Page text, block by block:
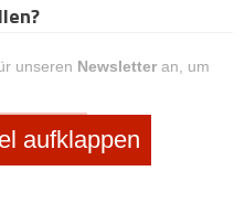
unseren Newsletter an, um
eintragen
aufklappen